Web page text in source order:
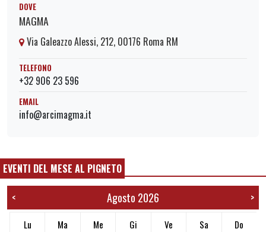
DOVE
MAGMA
Via Galeazzo Alessi, 212, 00176 Roma RM
TELEFONO
+32 906 23 596
EMAIL
info@arcimagma.it
EVENTI DEL MESE AL PIGNETO
< Agosto 2026 >
Lu Ma Me Gi Ve Sa Do